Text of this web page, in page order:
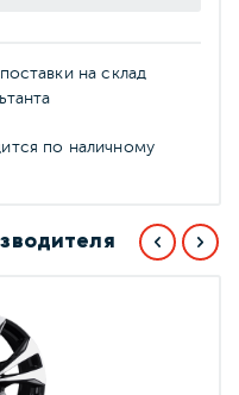
на склад
по наличному